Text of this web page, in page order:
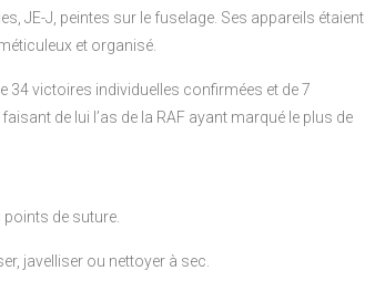
JE-J, peintes sur le fuselage. Ses appareils étaient
et organisé.
34 victoires individuelles confirmées et de 7
de lui l’as de la RAF ayant marqué le plus de
de suture.
javelliser ou nettoyer à sec.